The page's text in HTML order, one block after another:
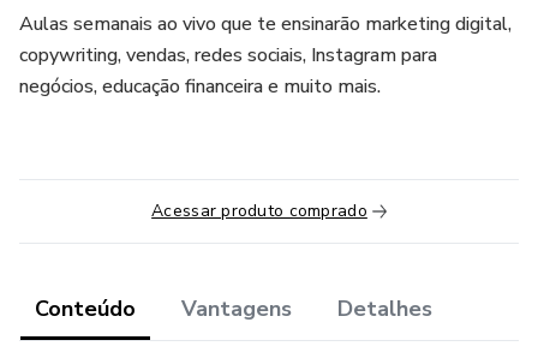
Aulas semanais ao vivo que te ensinarão marketing digital,
copywriting, vendas, redes sociais, Instagram para
negócios, educação financeira e muito mais.
Acessar produto comprado
Conteúdo Vantagens Detalhes